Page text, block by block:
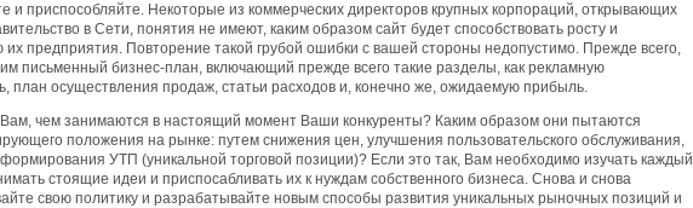
и приспособляйте. Некоторые из коммерческих директоров крупных корпораций, открывающих
в Сети, понятия не имеют, каким образом сайт будет способствовать росту и
их предприятия. Повторение такой грубой ошибки с вашей стороны недопустимо. Прежде всего,
письменный бизнес-план, включающий прежде всего такие разделы, как рекламную
план осуществления продаж, статьи расходов и, конечно же, ожидаемую прибыль.
Вам, чем занимаются в настоящий момент Ваши конкуренты? Каким образом они пытаются
положения на рынке: путем снижения цен, улучшения пользовательского обслуживания,
УТП (уникальной торговой позиции)? Если это так, Вам необходимо изучать каждый
стоящие идеи и приспосабливать их к нуждам собственного бизнеса. Снова и снова
свою политику и разрабатывайте новым способы развития уникальных рыночных позиций и